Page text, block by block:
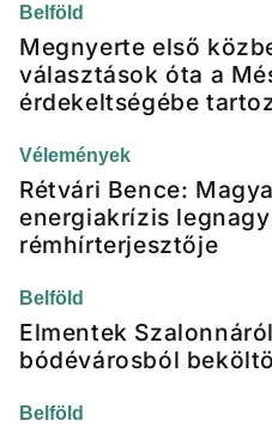
Belföld
Megnyerte első
választások óta a
érdekeltségébe
Vélemények
Rétvári Bence:
energiakrízis
rémhírterjesztője
Belföld
Elmentek
bódévárosból
Belföld